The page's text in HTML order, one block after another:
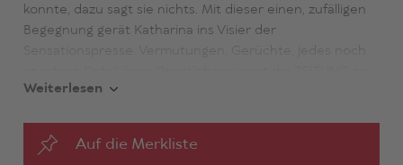
konnte, dazu sagt sie nichts. Mit dieser einen, zufälligen
Begegnung gerät Katharina ins Visier der
die Öffentlichkeit, bis Katharina als eigentliche
Nachbarn – niemand bleibt vom Strudel der
Schmutzkampagne unberührt. Schließlich weiß sich
Weiterlesen
Auf die Merkliste